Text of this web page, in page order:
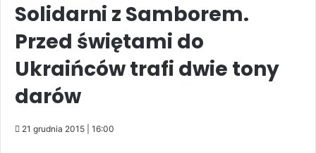
Solidarni z Samborem.
Przed świętami do
Ukraińców trafi dwie tony
darów
21 grudnia 2015 | 16:00